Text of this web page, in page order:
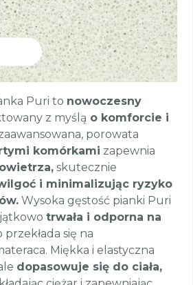
Puri to nowoczesny
z myślą o komforcie i
porowata
komórkami zapewnia
skutecznie
i minimalizując ryzyko
Wysoka gęstość pianki Puri
trwała i odporna na
przekłada się na
Miękka i elastyczna
dopasowuje się do ciała,